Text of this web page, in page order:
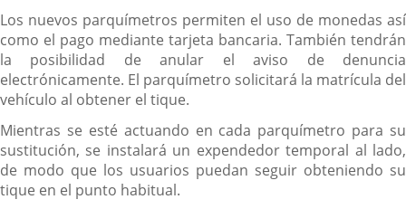
Los nuevos parquímetros permiten el uso de monedas así
como el pago mediante tarjeta bancaria. También tendrán
la posibilidad de anular el aviso de denuncia
electrónicamente. El parquímetro solicitará la matrícula del
vehículo al obtener el tique.
Mientras se esté actuando en cada parquímetro para su
sustitución, se instalará un expendedor temporal al lado,
de modo que los usuarios puedan seguir obteniendo su
tique en el punto habitual.